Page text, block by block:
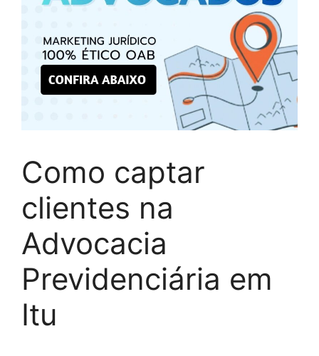
Como captar
clientes na
Advocacia
Previdenciária em
Itu